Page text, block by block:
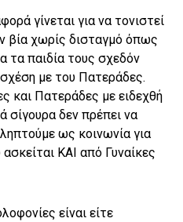
γίνεται για να τονιστεί
βία χωρίς δισταγμό όπως
τα παιδία τους σχεδόν
με του Πατεράδες.
και Πατεράδες με ειδεχθή
σίγουρα δεν πρέπει να
ως κοινωνία για
ΚΑΙ από Γυναίκες
είναι είτε